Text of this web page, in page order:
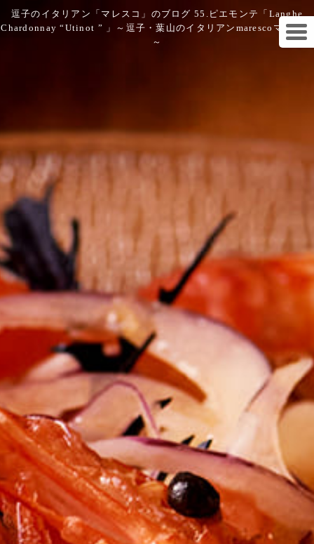
逗子のイタリアン「マレスコ」のブログ 55.ピエモンテ「Langhe
Chardonnay “Utinot ” 」～逗子・葉山のイタリアンmarescoマレスコ
～